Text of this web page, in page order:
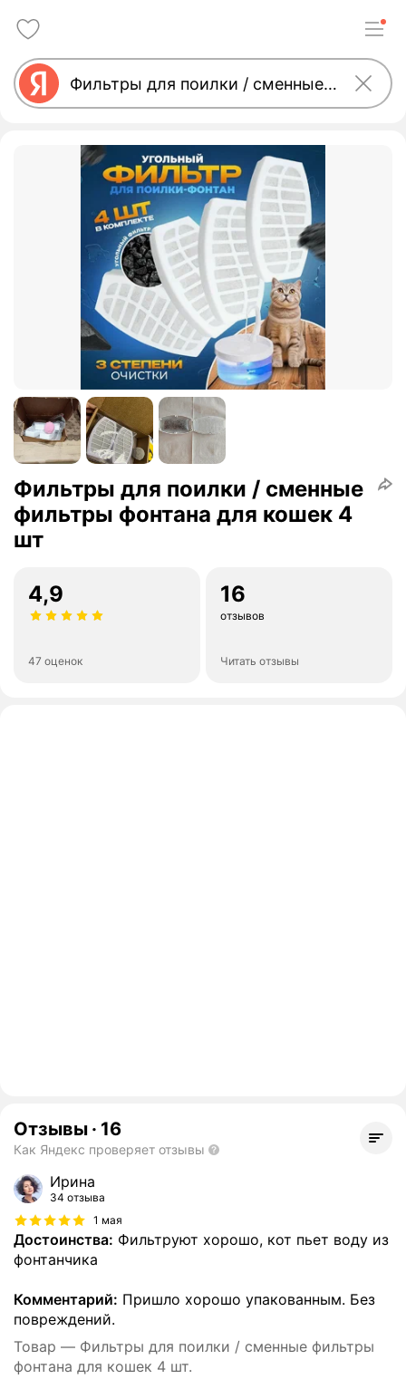
Фильтры для поилки / сменные
фильтры фонтана для кошек 4
шт
4,9
47 оценок
16
отзывов
Читать отзывы
Отзывы · 16
Как Яндекс проверяет отзывы
Ирина
34 отзыва
1 мая
Достоинства: Фильтруют хорошо, кот пьет воду из
фонтанчика
Комментарий: Пришло хорошо упакованным. Без
повреждений.
Товар — Фильтры для поилки / сменные фильтры
фонтана для кошек 4 шт.